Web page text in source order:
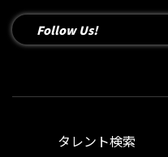
Follow Us!
タレント検索